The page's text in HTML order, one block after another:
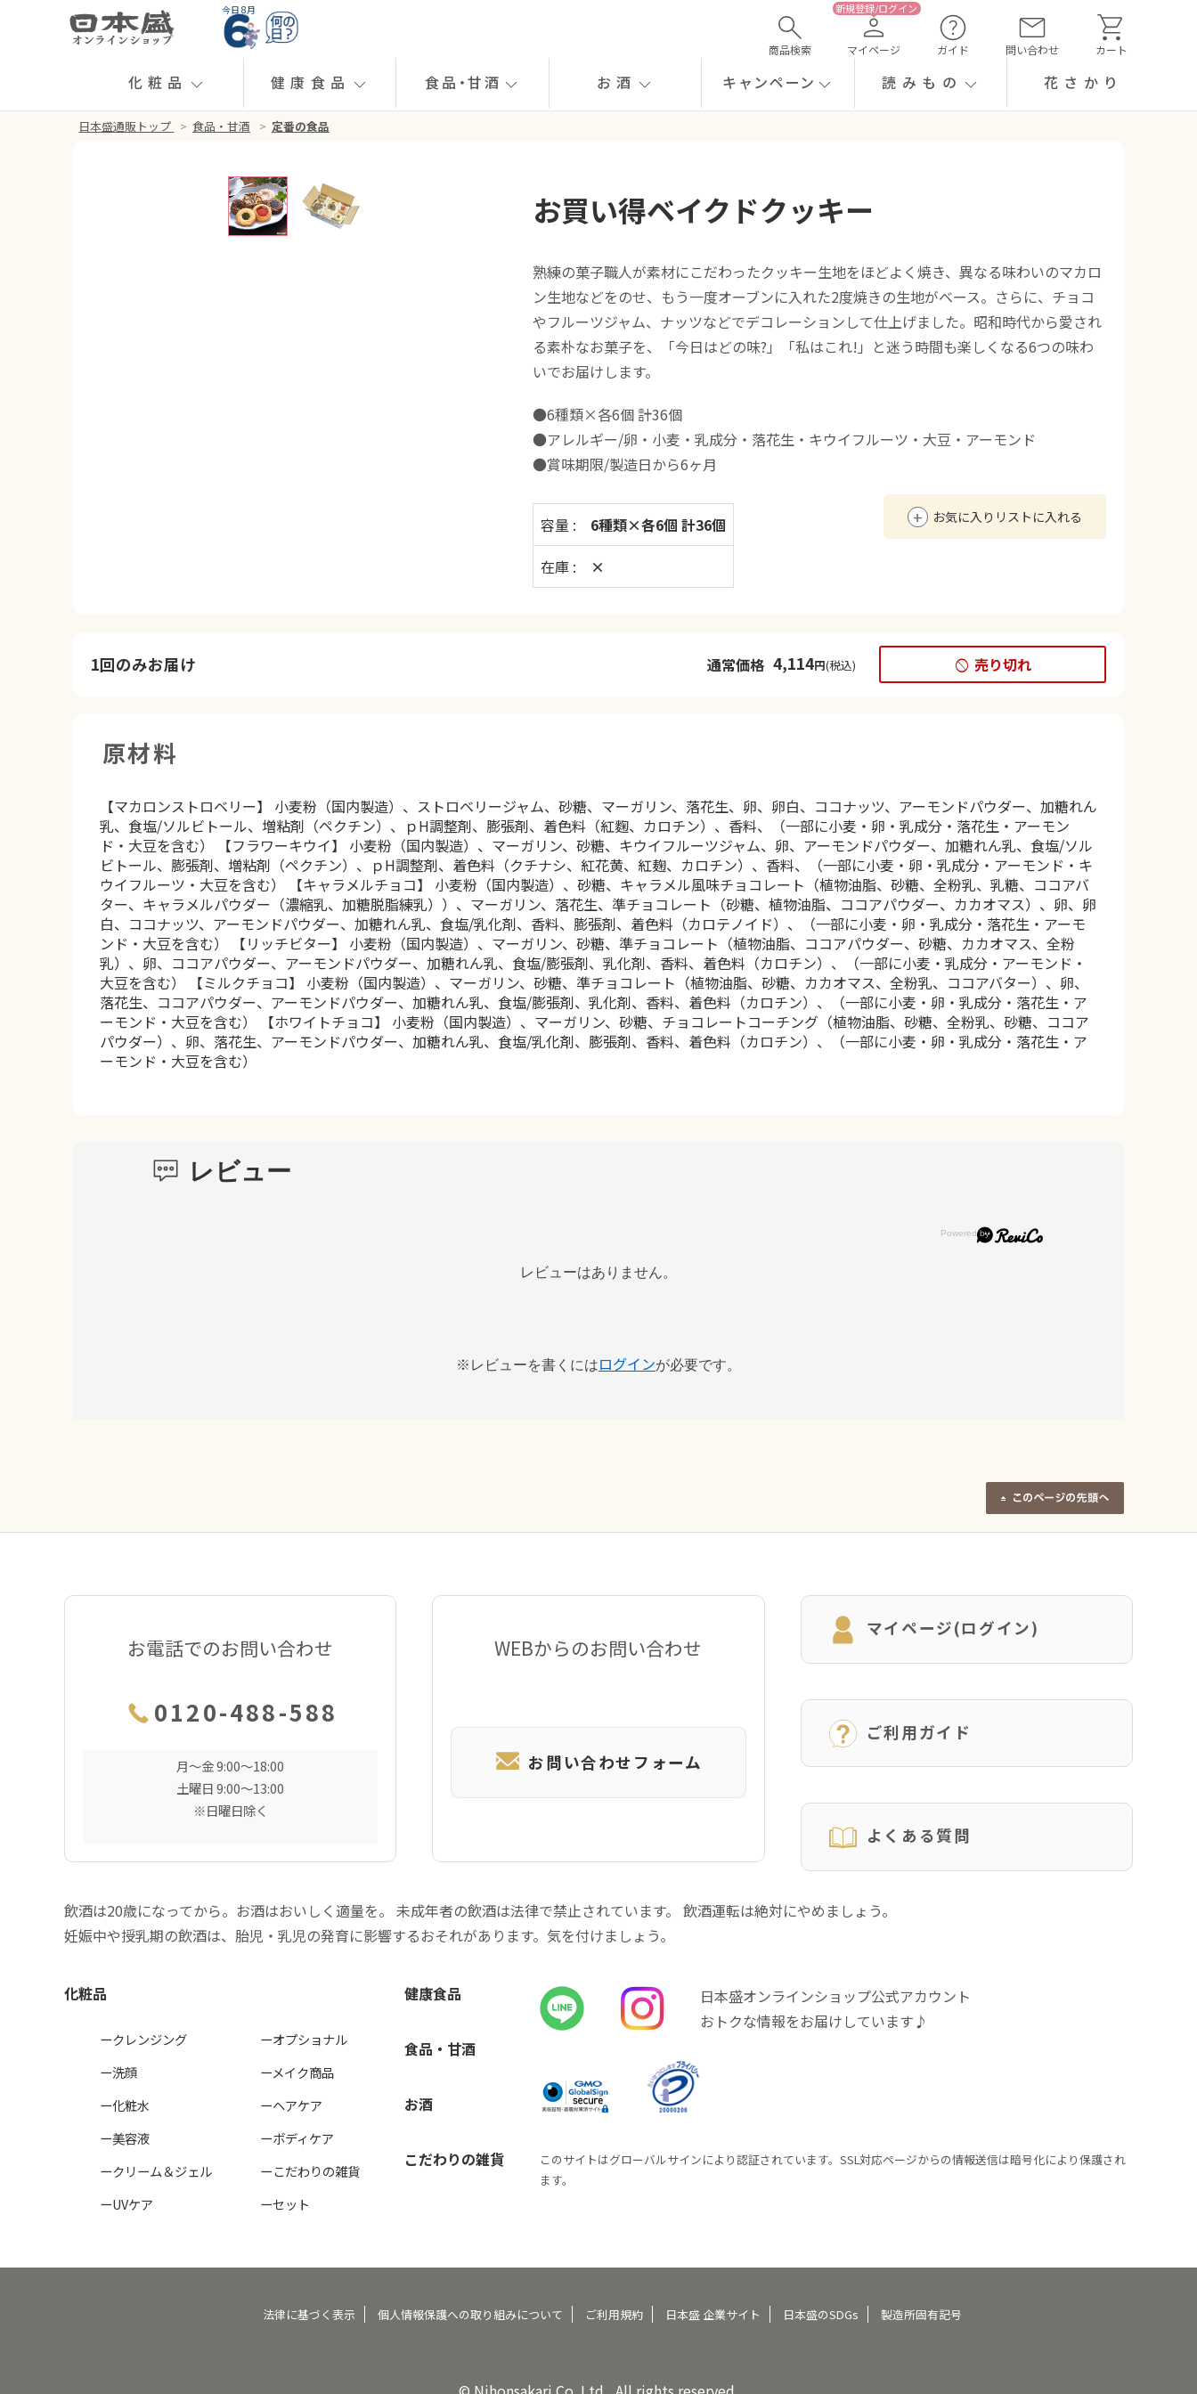
今日 8月
商品検索 マイページ ガイド 問い合わせ カート
化粧品 健康食品 食品・甘酒 お酒 キャンペーン 読みもの 花さかり
日本盛通販トップ > 食品・甘酒 > 定番の食品
お買い得ベイクドクッキー
熟練の菓子職人が素材にこだわったクッキー生地をほどよく焼き、異なる味わいのマカロ
ン生地などをのせ、もう一度オーブンに入れた2度焼きの生地がベース。さらに、チョコ
やフルーツジャム、ナッツなどでデコレーションして仕上げました。昭和時代から愛され
る素朴なお菓子を、「今日はどの味?」「私はこれ!」と迷う時間も楽しくなる6つの味わ
いでお届けします。
●6種類×各6個 計36個
●アレルギー/卵・小麦・乳成分・落花生・キウイフルーツ・大豆・アーモンド
●賞味期限/製造日から6ヶ月
容量 :
6種類×各6個 計36個
在庫 :
×
お気に入りリストに入れる
1回のみお届け 通常価格 4,114円(税込) 売り切れ
原材料
【マカロンストロベリー】 小麦粉（国内製造）、ストロベリージャム、砂糖、マーガリン、落花生、卵、卵白、ココナッツ、アーモンドパウダー、加糖れん
乳、食塩/ソルビトール、増粘剤（ペクチン）、ｐH調整剤、膨張剤、着色料（紅麴、カロチン）、香料、（一部に小麦・卵・乳成分・落花生・アーモン
ド・大豆を含む） 【フラワーキウイ】 小麦粉（国内製造）、マーガリン、砂糖、キウイフルーツジャム、卵、アーモンドパウダー、加糖れん乳、食塩/ソル
ビトール、膨張剤、増粘剤（ペクチン）、ｐH調整剤、着色料（クチナシ、紅花黄、紅麹、カロチン）、香料、（一部に小麦・卵・乳成分・アーモンド・キ
ウイフルーツ・大豆を含む） 【キャラメルチョコ】 小麦粉（国内製造）、砂糖、キャラメル風味チョコレート（植物油脂、砂糖、全粉乳、乳糖、ココアバ
ター、キャラメルパウダー（濃縮乳、加糖脱脂練乳））、マーガリン、落花生、準チョコレート（砂糖、植物油脂、ココアパウダー、カカオマス）、卵、卵
白、ココナッツ、アーモンドパウダー、加糖れん乳、食塩/乳化剤、香料、膨張剤、着色料（カロテノイド）、（一部に小麦・卵・乳成分・落花生・アーモ
ンド・大豆を含む） 【リッチビター】 小麦粉（国内製造）、マーガリン、砂糖、準チョコレート（植物油脂、ココアパウダー、砂糖、カカオマス、全粉
乳）、卵、ココアパウダー、アーモンドパウダー、加糖れん乳、食塩/膨張剤、乳化剤、香料、着色料（カロチン）、（一部に小麦・乳成分・アーモンド・
大豆を含む） 【ミルクチョコ】 小麦粉（国内製造）、マーガリン、砂糖、準チョコレート（植物油脂、砂糖、カカオマス、全粉乳、ココアバター）、卵、
落花生、ココアパウダー、アーモンドパウダー、加糖れん乳、食塩/膨張剤、乳化剤、香料、着色料（カロチン）、（一部に小麦・卵・乳成分・落花生・ア
ーモンド・大豆を含む） 【ホワイトチョコ】 小麦粉（国内製造）、マーガリン、砂糖、チョコレートコーチング（植物油脂、砂糖、全粉乳、砂糖、ココア
パウダー）、卵、落花生、アーモンドパウダー、加糖れん乳、食塩/乳化剤、膨張剤、香料、着色料（カロチン）、（一部に小麦・卵・乳成分・落花生・ア
ーモンド・大豆を含む）
レビュー
レビューはありません。
※レビューを書くにはログインが必要です。
お電話でのお問い合わせ
0120-488-588
月〜金 9:00〜18:00
土曜日 9:00〜13:00
※日曜日除く
WEBからのお問い合わせ
お問い合わせフォーム
マイページ(ログイン)
ご利用ガイド
よくある質問
飲酒は20歳になってから。お酒はおいしく適量を。 未成年者の飲酒は法律で禁止されています。 飲酒運転は絶対にやめましょう。
妊娠中や授乳期の飲酒は、胎児・乳児の発育に影響するおそれがあります。気を付けましょう。
化粧品
ークレンジング
ー洗顔
ー化粧水
ー美容液
ークリーム＆ジェル
ーUVケア
ーオプショナル
ーメイク商品
ーヘアケア
ーボディケア
ーこだわりの雑貨
ーセット
健康食品
食品・甘酒
お酒
こだわりの雑貨
日本盛オンラインショップ公式アカウント
おトクな情報をお届けしています♪
このサイトはグローバルサインにより認証されています。SSL対応ページからの情報送信は暗号化により保護され
ます。
法律に基づく表示 個人情報保護への取り組みについて ご利用規約 日本盛 企業サイト 日本盛のSDGs 製造所固有記号